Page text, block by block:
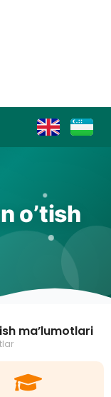
o’tish
ma’lumotlari